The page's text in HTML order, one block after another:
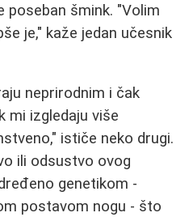
poseban šmink. "Volim
je," kaže jedan učesnik
neprirodnim i čak
mi izgledaju više
ističe neko drugi.
ili odsustvo ovog
genetikom -
postavom nogu - što